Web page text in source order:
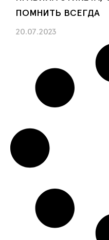
ПОМНИТЬ ВСЕГДА
20.07.2023